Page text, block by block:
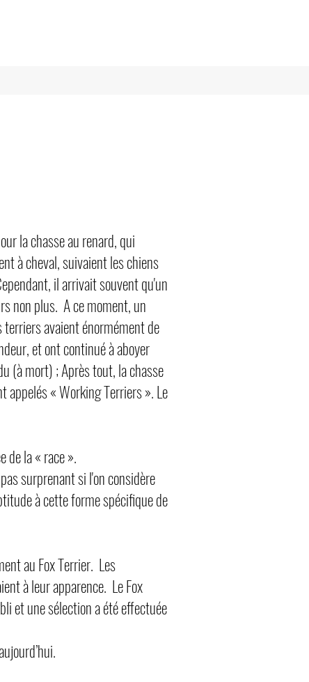
la chasse au renard, qui
à cheval, suivaient les chiens
il arrivait souvent qu'un
non plus. A ce moment, un
avaient énormément de
et ont continué à aboyer
(à mort) ; Après tout, la chasse
« Working Terriers ». Le
de la « race ».
surprenant si l'on considère
à cette forme spécifique de
au Fox Terrier. Les
à leur apparence. Le Fox
et une sélection a été effectuée